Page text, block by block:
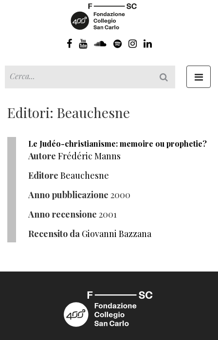
Editori: Beauchesne
Le Judéo-christianisme: memoire ou prophetie?
Autore Frédéric Manns
Editore Beauchesne
Anno pubblicazione 2000
Anno recensione 2001
Recensito da Giovanni Bazzana